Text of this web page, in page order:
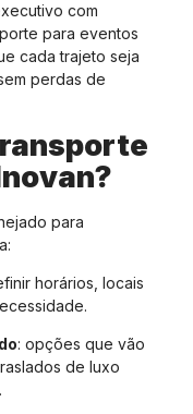
com
para eventos
cada trajeto seja
perdas de
para
horários, locais
: opções que vão
de luxo